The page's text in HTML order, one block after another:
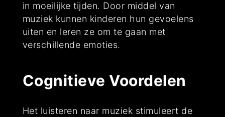
in moeilijke tijden. Door middel van
muziek kunnen kinderen hun gevoelens
uiten en leren ze om te gaan met
verschillende emoties.
Cognitieve Voordelen
Het luisteren naar muziek stimuleert de